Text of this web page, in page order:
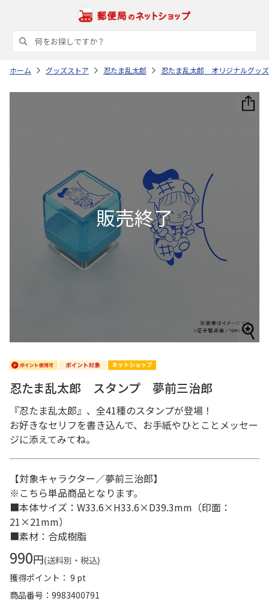
ホーム グッズストア 忍たま乱太郎 忍たま乱太郎 オリジナルグッズ
忍たま乱太郎 スタンプ 夢前三治郎
『忍たま乱太郎』、全41種のスタンプが登場！
お好きなセリフを書き込んで、お手紙やひとことメッセー
ジに添えてみてね。
【対象キャラクター／夢前三治郎】
※こちら単品商品となります。
■本体サイズ：W33.6×H33.6×D39.3mm（印面：
21×21mm）
■素材：合成樹脂
990円(送料別・税込)
獲得ポイント： 9 pt
商品番号
9983400791